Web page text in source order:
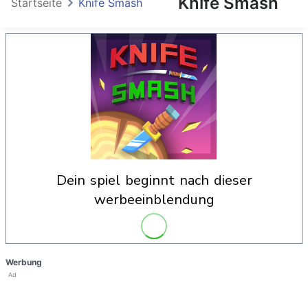
Startseite Knife Smash
dein spiel beginnt nach dieser
werbeeinblendung
Werbung
Ad